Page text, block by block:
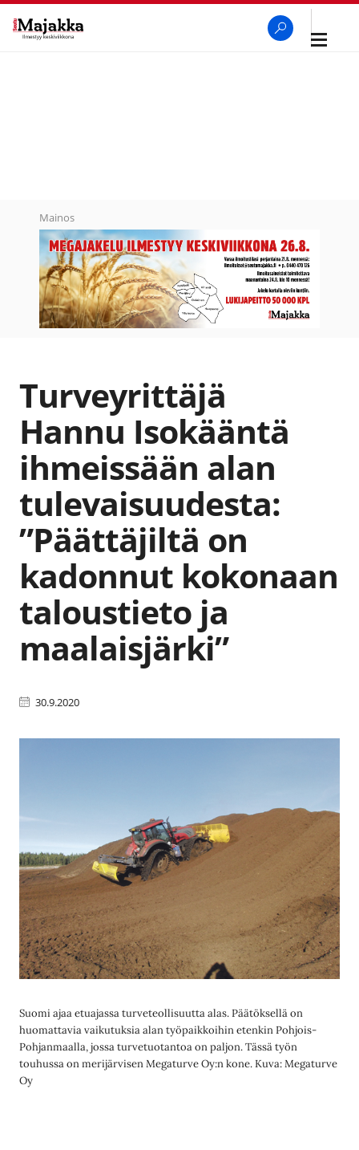
Avaa
Mainos
Turveyrittäjä
Hannu Isokääntä
ihmeissään alan
tulevaisuudesta:
”Päättäjiltä on
kadonnut kokonaan
taloustieto ja
maalaisjärki”
30.9.2020
Suomi ajaa etuajassa turveteollisuutta alas. Päätöksellä on
huomattavia vaikutuksia alan työpaikkoihin etenkin Pohjois-
Pohjanmaalla, jossa turvetuotantoa on paljon. Tässä työn
touhussa on merijärvisen Megaturve Oy:n kone. Kuva: Megaturve
Oy